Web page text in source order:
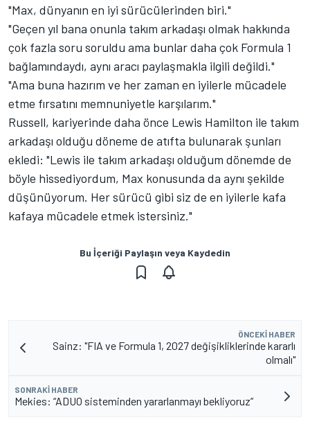
"Max, dünyanın en iyi sürücülerinden biri."
"Geçen yıl bana onunla takım arkadaşı olmak hakkında
çok fazla soru soruldu ama bunlar daha çok Formula 1
bağlamındaydı, aynı aracı paylaşmakla ilgili değildi."
"Ama buna hazırım ve her zaman en iyilerle mücadele
etme fırsatını memnuniyetle karşılarım."
Russell, kariyerinde daha önce Lewis Hamilton ile takım
arkadaşı olduğu döneme de atıfta bulunarak şunları
ekledi: "Lewis ile takım arkadaşı olduğum dönemde de
böyle hissediyordum, Max konusunda da aynı şekilde
düşünüyorum. Her sürücü gibi siz de en iyilerle kafa
kafaya mücadele etmek istersiniz."
Bu İçeriği Paylaşın veya Kaydedin
ÖNCEKI HABER
Sainz: "FIA ve Formula 1, 2027 değişikliklerinde kararlı
olmalı"
SONRAKI HABER
Mekies: “ADUO sisteminden yararlanmayı bekliyoruz”